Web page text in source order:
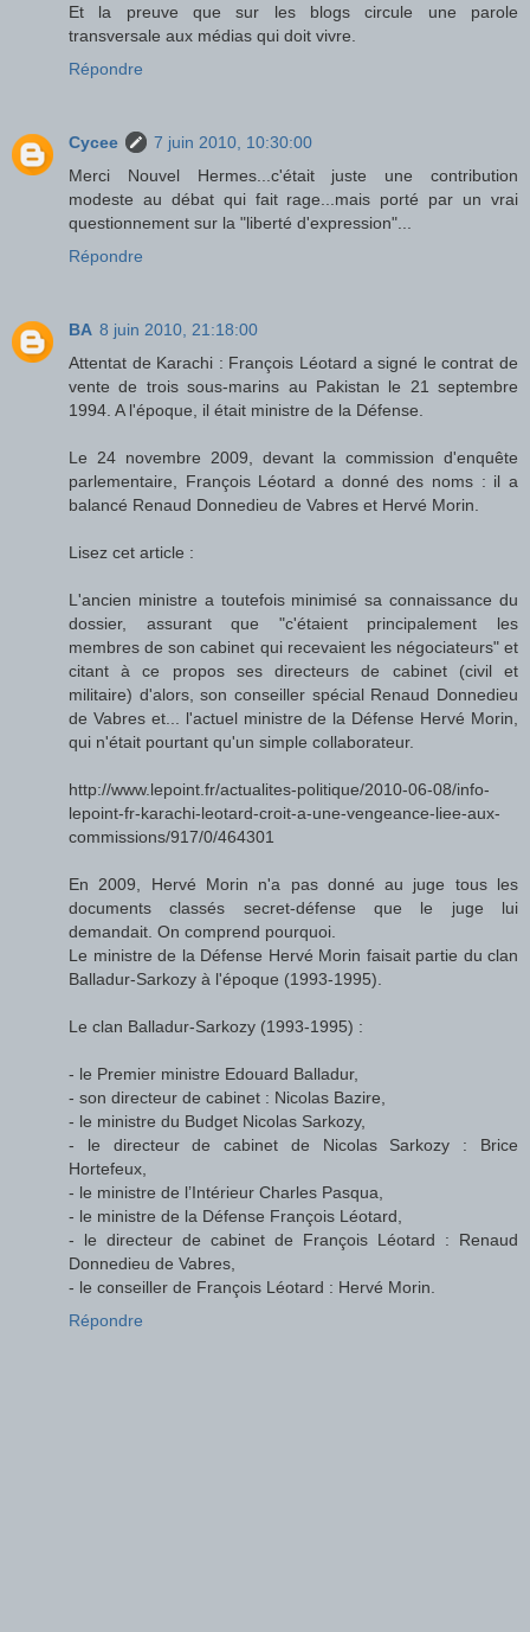
Et la preuve que sur les blogs circule une parole
transversale aux médias qui doit vivre.
Répondre
Cycee
7 juin 2010, 10:30:00
Merci Nouvel Hermes...c'était juste une contribution
modeste au débat qui fait rage...mais porté par un vrai
questionnement sur la "liberté d'expression"...
Répondre
BA 8 juin 2010, 21:18:00
Attentat de Karachi : François Léotard a signé le contrat de
vente de trois sous-marins au Pakistan le 21 septembre
1994. A l'époque, il était ministre de la Défense.
Le 24 novembre 2009, devant la commission d'enquête
parlementaire, François Léotard a donné des noms : il a
balancé Renaud Donnedieu de Vabres et Hervé Morin.
Lisez cet article :
L'ancien ministre a toutefois minimisé sa connaissance du
dossier, assurant que "c'étaient principalement les
membres de son cabinet qui recevaient les négociateurs" et
citant à ce propos ses directeurs de cabinet (civil et
militaire) d'alors, son conseiller spécial Renaud Donnedieu
de Vabres et... l'actuel ministre de la Défense Hervé Morin,
qui n'était pourtant qu'un simple collaborateur.
http://www.lepoint.fr/actualites-politique/2010-06-08/info-
lepoint-fr-karachi-leotard-croit-a-une-vengeance-liee-aux-
commissions/917/0/464301
En 2009, Hervé Morin n'a pas donné au juge tous les
documents classés secret-défense que le juge lui
demandait. On comprend pourquoi.
Le ministre de la Défense Hervé Morin faisait partie du clan
Balladur-Sarkozy à l'époque (1993-1995).
Le clan Balladur-Sarkozy (1993-1995) :
- le Premier ministre Edouard Balladur,
- son directeur de cabinet : Nicolas Bazire,
- le ministre du Budget Nicolas Sarkozy,
- le directeur de cabinet de Nicolas Sarkozy : Brice
Hortefeux,
- le ministre de l’Intérieur Charles Pasqua,
- le ministre de la Défense François Léotard,
- le directeur de cabinet de François Léotard : Renaud
Donnedieu de Vabres,
- le conseiller de François Léotard : Hervé Morin.
Répondre